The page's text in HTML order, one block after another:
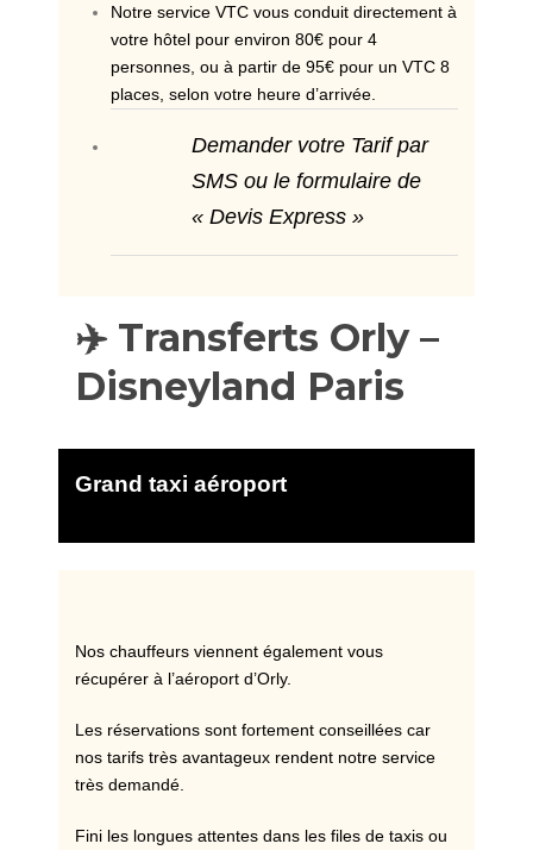
Notre service VTC vous conduit directement à
votre hôtel pour environ 80€ pour 4
personnes, ou à partir de 95€ pour un VTC 8
places, selon votre heure d’arrivée.
Demander votre Tarif par
SMS ou le formulaire de
« Devis Express »
✈️ Transferts Orly –
Disneyland Paris
Grand taxi aéroport
Nos chauffeurs viennent également vous
récupérer à l’aéroport d’Orly.
Les réservations sont fortement conseillées car
nos tarifs très avantageux rendent notre service
très demandé.
Fini les longues attentes dans les files de taxis ou